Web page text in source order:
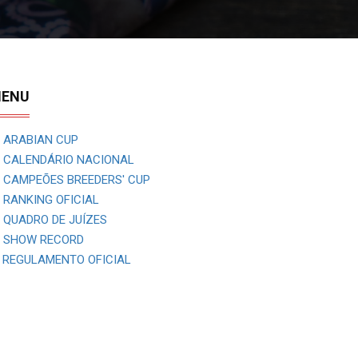
ARABIAN CUP
CALENDÁRIO NACIONAL
CAMPEÕES BREEDERS' CUP
RANKING OFICIAL
QUADRO DE JUÍZES
SHOW RECORD
REGULAMENTO OFICIAL